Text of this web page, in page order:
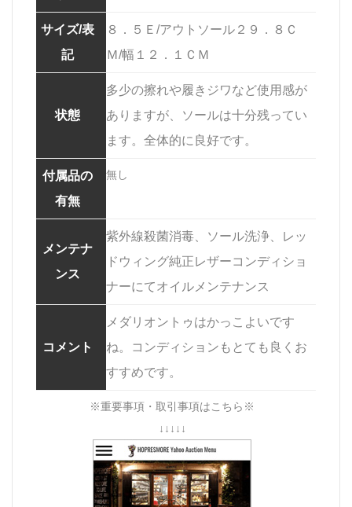
サイズ/表
記
８．５Ｅ/アウトソール２９．８Ｃ
Ｍ/幅１２．１ＣＭ
状態
多少の擦れや履きジワなど使用感が
ありますが、ソールは十分残ってい
ます。全体的に良好です。
付属品の
有無
無し
メンテナ
ンス
紫外線殺菌消毒、ソール洗浄、レッ
ドウィング純正レザーコンディショ
ナーにてオイルメンテナンス
コメント
メダリオントゥはかっこよいです
ね。コンディションもとても良くお
すすめです。
※重要事項・取引事項はこちら※
↓↓↓↓↓